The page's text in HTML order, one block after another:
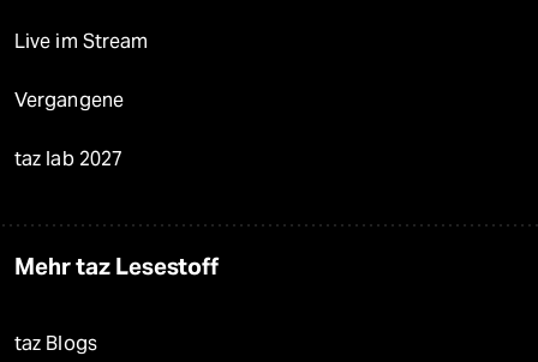
Live im Stream
Vergangene
taz lab 2027
Mehr taz Lesestoff
taz Blogs